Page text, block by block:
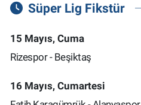
Süper Lig Fikstür
15 Mayıs, Cuma
Rizespor - Beşiktaş
16 Mayıs, Cumartesi